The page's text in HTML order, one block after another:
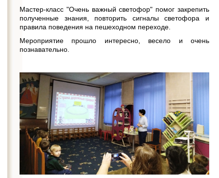
Мастер-класс "Очень важный светофор" помог закрепить
полученные знания, повторить сигналы светофора и
правила поведения на пешеходном переходе.
Мероприятие прошло интересно, весело и очень
познавательно.